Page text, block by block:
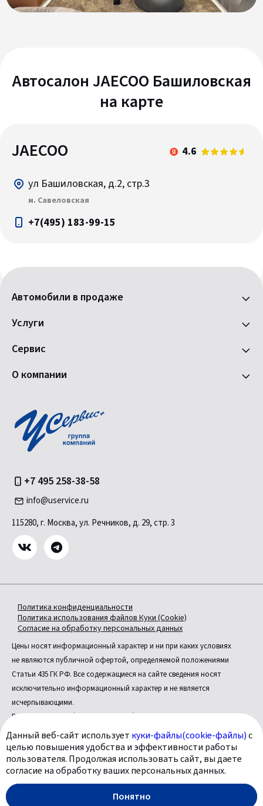
Автосалон JAECOO Башиловская
на карте
JAECOO 4.6
ул Башиловская, д.2, стр.3
м. Савеловская
+7(495) 183-99-15
Автомобили в продаже
Услуги
Сервис
О компании
+7 495 258-38-58
info@uservice.ru
115280, г. Москва, ул. Речников, д. 29, стр. 3
Политика конфиденциальности
Политика использования файлов Куки (Cookie)
Согласие на обработку персональных данных
Цены носят информационный характер и ни при каких условиях
не являются публичной офертой, определяемой положениями
Статьи 435 ГК РФ. Все содержащиеся на сайте сведения носят
исключительно информационный характер и не является
исчерпывающими.
Все условия приобретения автомобилей, цены, спецпредложения
и комплектации автомобилей указаны с целью ознакомления.
Комплектации и цены могут быть изменены без предварительного
оповещения.
Официальный дилер «У Сервис+» © 2026
Данный веб-сайт использует куки-файлы(cookie-файлы)с
целью повышения удобства и эффективности работы
пользователя. Продолжая использовать сайт, вы даете
согласие на обработку ваших персональных данных.
Понятно